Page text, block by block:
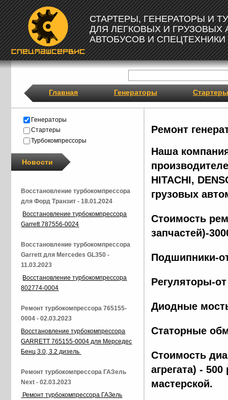
СТАРТЕРЫ, ГЕНЕРАТОРЫ И
ДЛЯ ЛЕГКОВЫХ И ГРУЗОВЫХ
АВТОБУСОВ И СПЕЦТЕХНИКИ
Главная Генераторы Стартеры
Ремонт
Наша
HITACHI,
грузовых
Стоимость
запчастей)-
Подшипники-
Регуляторы-
Диодные
Статорные
Стоимость
агрегата) -
мастерской.
Генераторы
Стартеры
Турбокомпрессоры
Новости
Восстановление турбокомпрессора
для Форд Транзит - 18.01.2024
Восстановление турбокомпрессора
Garrett 787556-0024
Восстановление турбокомпрессора
Garrett для Mercedes GL350 -
11.03.2023
Восстановление турбокомпрессора
802774-0004
Ремонт турбокомпрессора 765155-
0004 - 02.03.2023
Восстановление турбокомпрессора
GARRETT 765155-0004 для Мерседес
Бенц 3.0, 3.2 дизель
Ремонт турбокомпрессора ГАЗель
Next - 02.03.2023
Ремонт турбокомпрессора ГАЗель